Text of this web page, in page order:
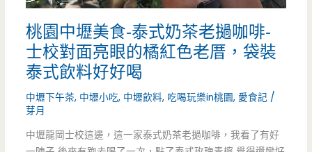
扛
棒
的
起
眼
桃園中壢美食-泰式奶茶老撾咖啡-
士校對面亮眼的橘紅色老厝，袋裝
泰式飲料好好喝
中壢下午茶, 中壢小吃, 中壢飲料, 吃喝玩樂in桃園, 愛食記 /
芽月
中壢龍岡士校這邊，這一家泰式奶茶老撾咖啡，我看了有好